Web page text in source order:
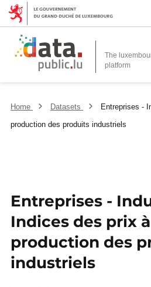
The
platform
Home Datasets
Entreprises -
production des produits industriels
Entreprises -
Indices des prix
production des
industriels